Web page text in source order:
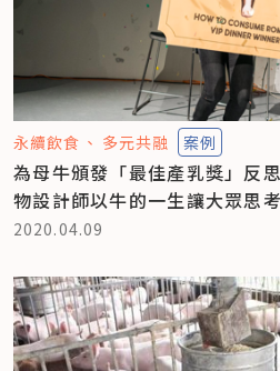
永續飲食 多元共融 案例
為母牛頒發「最佳產乳獎」
物設計師以牛的一生讓大眾思考
2020.04.09